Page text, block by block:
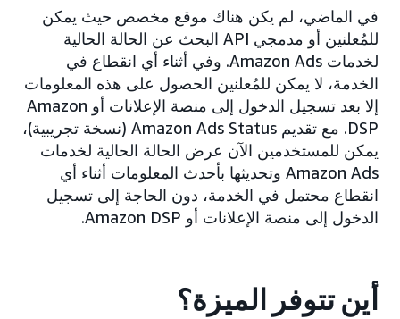
في الماضي، لم يكن هناك موقع مخصص حيث يمكن
للمُعلنين أو مدمجي API البحث عن الحالة الحالية
لخدمات Amazon Ads. وفي أثناء أي انقطاع في
الخدمة، لا يمكن للمُعلنين الحصول على هذه المعلومات
إلا بعد تسجيل الدخول إلى منصة الإعلانات أو Amazon
DSP. مع تقديم Amazon Ads Status (نسخة تجريبية)،
يمكن للمستخدمين الآن عرض الحالة الحالية لخدمات
Amazon Ads وتحديثها بأحدث المعلومات أثناء أي
انقطاع محتمل في الخدمة، دون الحاجة إلى تسجيل
الدخول إلى منصة الإعلانات أو Amazon DSP.
أين تتوفر الميزة؟